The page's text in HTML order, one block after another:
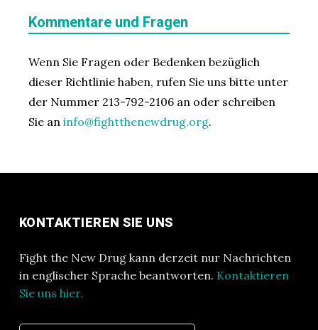
Kommentare und Fragen
Wenn Sie Fragen oder Bedenken bezüglich
dieser Richtlinie haben, rufen Sie uns bitte unter
der Nummer 213-792-2106 an oder schreiben
Sie aninfo@fightthenewdrug.org.
KONTAKTIEREN SIE UNS
Fight the New Drug kann derzeit nur Nachrichten
in englischer Sprache beantworten. Kontaktieren
Sie uns hier.